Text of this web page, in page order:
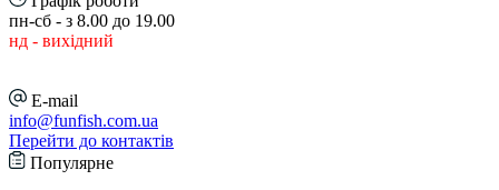
пн-сб - з 8.00 до 19.00
нд - вихідний
E-mail
info@funfish.com.ua
Перейти до контактів
Популярне